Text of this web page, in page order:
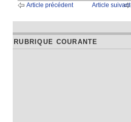
Article précédent Article suivant
RUBRIQUE COURANTE